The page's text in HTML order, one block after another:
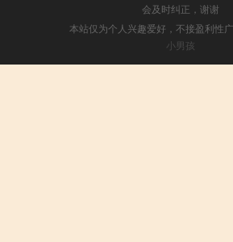
会及时纠正，谢谢
本站仅为个人兴趣爱好，不接盈利性
小男孩